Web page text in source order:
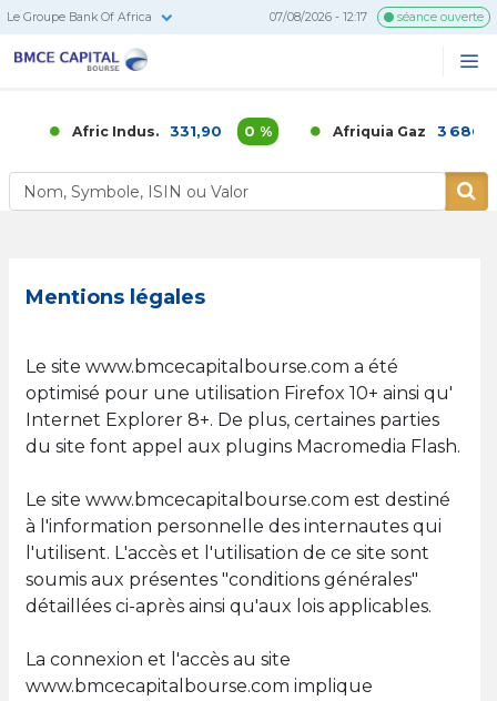
Le Groupe Bank Of Africa 07/08/2026 - 12:17 séance ouverte
Afric Indus. 331,90 0 % Afriquia Gaz 3 686,00
Mentions légales
Le site www.bmcecapitalbourse.com a été
optimisé pour une utilisation Firefox 10+ ainsi qu'
Internet Explorer 8+. De plus, certaines parties
du site font appel aux plugins Macromedia Flash.
Le site www.bmcecapitalbourse.com est destiné
à l'information personnelle des internautes qui
l'utilisent. L'accès et l'utilisation de ce site sont
soumis aux présentes "conditions générales"
détaillées ci-après ainsi qu'aux lois applicables.
La connexion et l'accès au site
www.bmcecapitalbourse.com implique